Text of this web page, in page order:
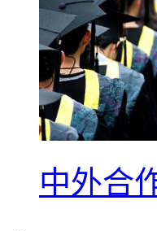
中外合